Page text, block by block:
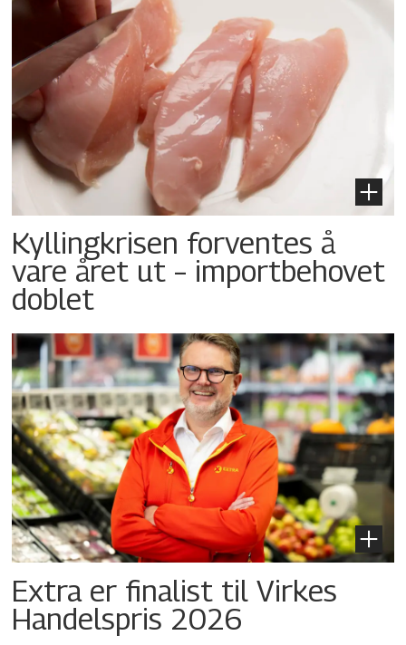
Kyllingkrisen forventes å
vare året ut – importbehovet
doblet
Extra er finalist til Virkes
Handelspris 2026